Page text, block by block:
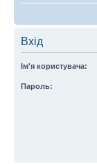
Вхід
Ім'я користувача:
Пароль: